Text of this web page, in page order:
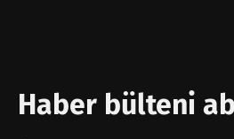
Haber bülteni